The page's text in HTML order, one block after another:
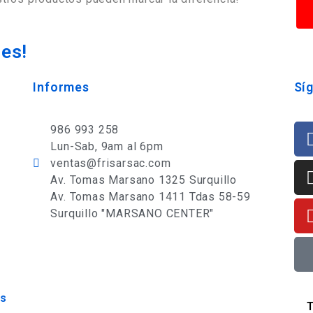
Informes
986 993 258
Lun-Sab, 9am al 6pm
ventas@frisarsac.com
Av. Tomas Marsano 1325 Surquillo
Av. Tomas Marsano 1411 Tdas 58-59
Surquillo "MARSANO CENTER"